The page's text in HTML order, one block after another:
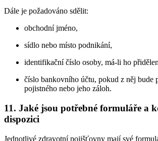
Dále je požadováno sdělit:
obchodní jméno,
sídlo nebo místo podnikání,
identifikační číslo osoby, má-li ho
číslo bankovního účtu, pokud z něj bude
pojistného nebo jeho záloh.
11. Jaké jsou potřebné formuláře a
dispozici
Jednotlivé zdravotní pojišťovny mají své